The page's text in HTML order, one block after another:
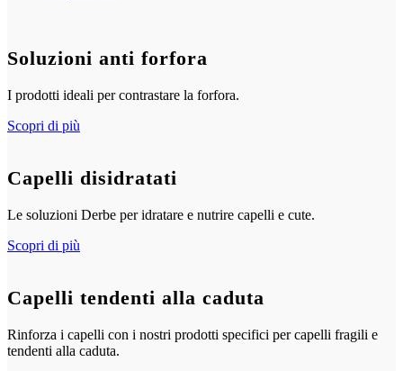
Soluzioni anti forfora
I prodotti ideali per contrastare la forfora.
Scopri di più
Capelli disidratati
Le soluzioni Derbe per idratare e nutrire capelli e cute.
Scopri di più
Capelli tendenti alla caduta
Rinforza i capelli con i nostri prodotti specifici per capelli fragili e
tendenti alla caduta.